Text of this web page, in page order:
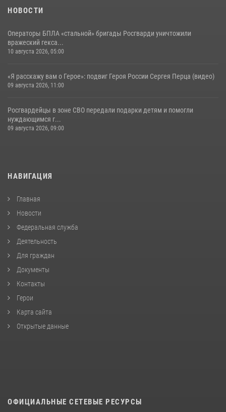
НОВОСТИ
Операторы БПЛА «стальной» бригады Росгварди уничтожили
вражеский гекса...
10 августа 2026, 05:00
«Я расскажу вам о Герое»: подвиг Героя России Сергея Перца (видео)
09 августа 2026, 11:00
Росгвардейцы в зоне СВО передали подарки детям и помогли
нуждающимся г...
09 августа 2026, 09:00
НАВИГАЦИЯ
Главная
Новости
Федеральная служба
Деятельность
Для граждан
Документы
Контакты
Герои
Карта сайта
Открытые данные
ОФИЦИАЛЬНЫЕ СЕТЕВЫЕ РЕСУРСЫ